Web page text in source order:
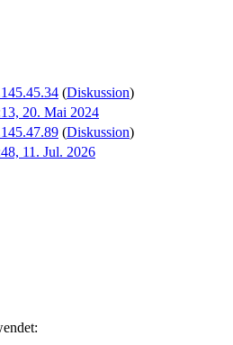
(Diskussion)
20. Mai 2024
(Diskussion)
11. Jul. 2026